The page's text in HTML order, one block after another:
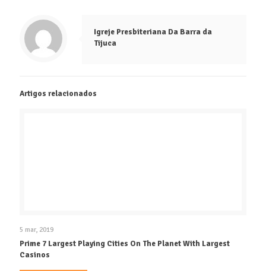
Igreje Presbiteriana Da Barra da
Tijuca
Artigos relacionados
5 mar, 2019
Prime 7 Largest Playing Cities On The Planet With Largest
Casinos